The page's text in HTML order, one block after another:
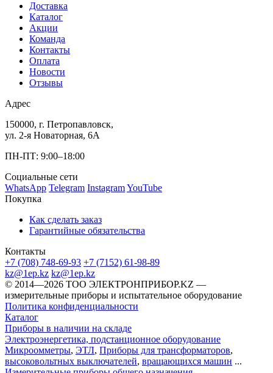
Доставка
Каталог
Акции
Команда
Контакты
Оплата
Новости
Отзывы
Адрес
150000, г. Петропавловск,
ул. 2-я Новаторная, 6А
ПН-ПТ: 9:00–18:00
Социальные сети
WhatsApp Telegram InstagramYouTube
Покупка
Как сделать заказ
Гарантийные обязательства
Контакты
+7 (708) 748-69-93 +7 (7152) 61-98-89
kz@1ep.kz kz@1ep.kz
©️ 2014—2026 ТОО ЭЛЕКТРОНПРИБОР.KZ —
измерительные приборы и испытательное оборудование
Политика конфиденциальности
Каталог
Приборы в наличии на складе
Электроэнергетика, подстанционное оборудование
Микроомметры, ЭТЛ, Приборы для трансформаторов,
высоковольтных выключателей, вращающихся машин ...